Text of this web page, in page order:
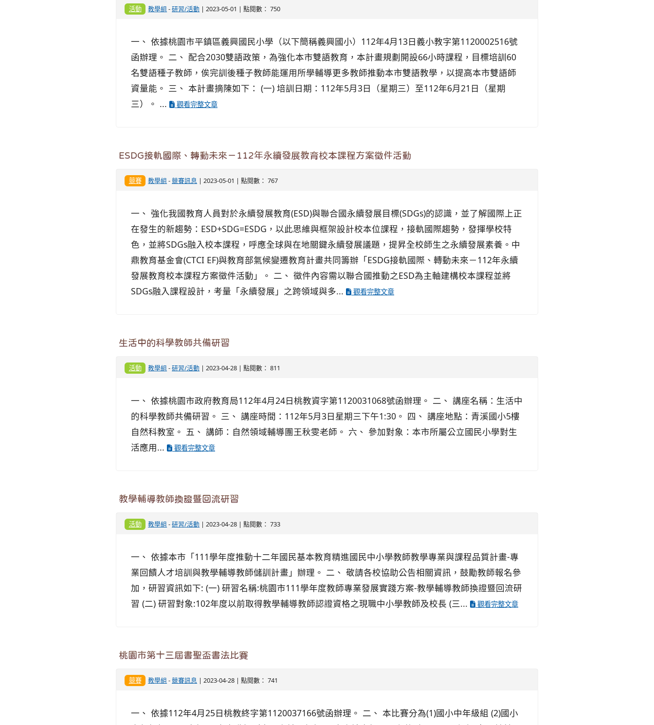
活動 教學組 -研習/活動 | 2023-05-01 | 點閱數： 750
一、 依據桃園市平鎮區義興國民小學（以下簡稱義興國小）112年4月13日義小教字第1120002516號
函辦理。 二、 配合2030雙語政策，為強化本市雙語教育，本計畫規劃開設66小時課程，目標培訓60
名雙語種子教師，俟完訓後種子教師能運用所學輔導更多教師推動本市雙語教學，以提高本市雙語師
資量能。 三、 本計畫摘陳如下： (一) 培訓日期：112年5月3日（星期三）至112年6月21日（星期
三）。 ...
觀看完整文章
ESDG接軌國際、轉動未來－112年永續發展教育校本課程方案徵件活動
競賽 教學組 -競賽訊息 | 2023-05-01 | 點閱數： 767
一、 強化我國教育人員對於永續發展教育(ESD)與聯合國永續發展目標(SDGs)的認識，並了解國際上正
在發生的新趨勢：ESD+SDG=ESDG，以此思維與框架設計校本位課程，接軌國際趨勢，發揮學校特
色，並將SDGs融入校本課程，呼應全球與在地關鍵永續發展議題，提昇全校師生之永續發展素養。中
鼎教育基金會(CTCI EF)與教育部氣候變遷教育計畫共同籌辦「ESDG接軌國際、轉動未來－112年永續
發展教育校本課程方案徵件活動」。 二、 徵件內容需以聯合國推動之ESD為主軸建構校本課程並將
SDGs融入課程設計，考量「永續發展」之跨領域與多...
觀看完整文章
生活中的科學教師共備研習
活動 教學組 -研習/活動 | 2023-04-28 | 點閱數： 811
一、 依據桃園市政府教育局112年4月24日桃教資字第1120031068號函辦理。 二、 講座名稱：生活中
的科學教師共備研習。 三、 講座時間：112年5月3日星期三下午1:30。 四、 講座地點：青溪國小5樓
自然科教室。 五、 講師：自然領域輔導團王秋雯老師。 六、 參加對象：本市所屬公立國民小學對生
活應用...
觀看完整文章
教學輔導教師換證暨回流研習
活動 教學組 -研習/活動 | 2023-04-28 | 點閱數： 733
一、 依據本市「111學年度推動十二年國民基本教育精進國民中小學教師教學專業與課程品質計畫-專
業回饋人才培訓與教學輔導教師儲訓計畫」辦理。 二、 敬請各校協助公告相關資訊，鼓勵教師報名參
加，研習資訊如下: (一) 研習名稱:桃園市111學年度教師專業發展實踐方案-教學輔導教師換證暨回流研
習 (二) 研習對象:102年度以前取得教學輔導教師認證資格之現職中小學教師及校長 (三...
觀看完整文章
桃園市第十三屆書聖盃書法比賽
競賽 教學組 -競賽訊息 | 2023-04-28 | 點閱數： 741
一、 依據112年4月25日桃教終字第1120037166號函辦理。 二、 本比賽分為(1)國小中年級組 (2)國小